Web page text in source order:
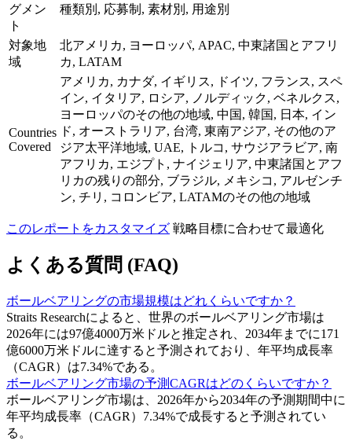
グメン
ト
種類別, 応募制, 素材別, 用途別
対象地
域
北アメリカ, ヨーロッパ, APAC, 中東諸国とアフリ
カ, LATAM
Countries
Covered
アメリカ, カナダ, イギリス, ドイツ, フランス, スペ
イン, イタリア, ロシア, ノルディック, ベネルクス,
ヨーロッパのその他の地域, 中国, 韓国, 日本, イン
ド, オーストラリア, 台湾, 東南アジア, その他のア
ジア太平洋地域, UAE, トルコ, サウジアラビア, 南
アフリカ, エジプト, ナイジェリア, 中東諸国とアフ
リカの残りの部分, ブラジル, メキシコ, アルゼンチ
ン, チリ, コロンビア, LATAMのその他の地域
このレポートをカスタマイズ 戦略目標に合わせて最適化
よくある質問 (FAQ)
ボールベアリングの市場規模はどれくらいですか？
Straits Researchによると、世界のボールベアリング市場は
2026年には97億4000万米ドルと推定され、2034年までに171
億6000万米ドルに達すると予測されており、年平均成長率
（CAGR）は7.34%である。
ボールベアリング市場の予測CAGRはどのくらいですか？
ボールベアリング市場は、2026年から2034年の予測期間中に
年平均成長率（CAGR）7.34%で成長すると予測されてい
る。